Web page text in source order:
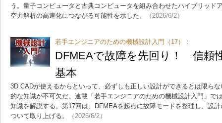
う。量子コンピュータと古典コンピュータを組み合わせたハイブリッド
空力解析の高速化につながる可能性を示した。
（2026/6/2）
若手エンジニアのための機械設計入門（17）：
DFMEAで故障を先回り！ 信頼
基本
3D CADが使えるからといって、必ずしも正しい設計ができるとは限ら
的な知識が不可欠だ。連載「若手エンジニアのための機械設計入門」で
知識を解説する。第17回は、DFMEAを起点に故障モードを整理し、設
ついて取り上げる。
（2026/6/2）